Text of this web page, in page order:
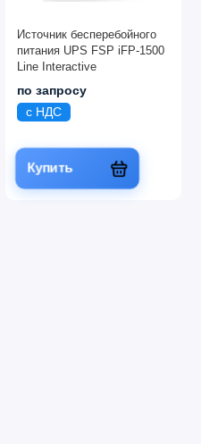
Источник бесперебойного
питания UPS FSP iFP-1500
Line Interactive
по запросу
с НДС
Купить